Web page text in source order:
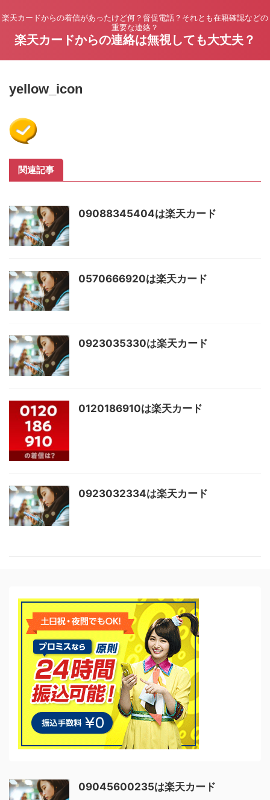
楽天カードからの着信があったけど何？督促電話？それとも在籍確認などの
重要な連絡？
楽天カードからの連絡は無視しても大丈夫？
yellow_icon
関連記事
09088345404は楽天カード
0570666920は楽天カード
0923035330は楽天カード
0120186910は楽天カード
0923032334は楽天カード
09045600235は楽天カード